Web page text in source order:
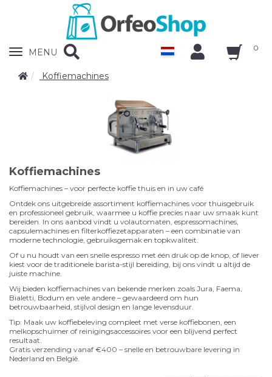
Zobrazit
MENU 0
Koffiemachines
Koffiemachines
Koffiemachines – voor perfecte koffie thuis en in uw café
Ontdek ons uitgebreide assortiment koffiemachines voor thuisgebruik
en professioneel gebruik, waarmee u koffie precies naar uw smaak kunt
bereiden. In ons aanbod vindt u volautomaten, espressomachines,
capsulemachines en filterkoffiezetapparaten – een combinatie van
moderne technologie, gebruiksgemak en topkwaliteit.
Of u nu houdt van een snelle espresso met één druk op de knop, of liever
kiest voor de traditionele barista-stijl bereiding, bij ons vindt u altijd de
juiste machine.
Wij bieden koffiemachines van bekende merken zoals Jura, Faema,
Bialetti, Bodum en vele andere – gewaardeerd om hun
betrouwbaarheid, stijlvol design en lange levensduur.
Tip: Maak uw koffiebeleving compleet met verse koffiebonen, een
melkopschuimer of reinigingsaccessoires voor een blijvend perfect
resultaat.
Gratis verzending vanaf €400 – snelle en betrouwbare levering in
Nederland en België.